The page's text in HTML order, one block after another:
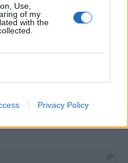
Use,
of my
with the
Privacy Policy
men (oerfaren som
Hoppas den blir god
Önskar att du skulle
och tydlighet.